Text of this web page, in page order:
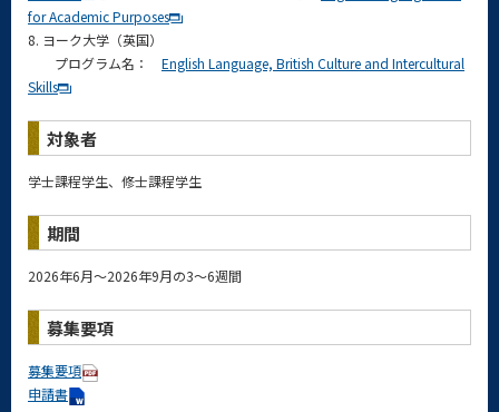
for Academic Purposes
8. ヨーク大学（英国）
プログラム名： English Language, British Culture and Intercultural
Skills
対象者
学士課程学生、修士課程学生
期間
2026年6月～2026年9月の3～6週間
募集要項
募集要項
申請書